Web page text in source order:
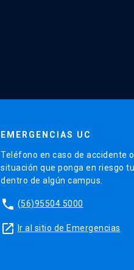
EMERGENCIAS UC
Teléfono en caso de accidente o
situación que ponga en riesgo
dentro de algún campus.
phone (56)95504 5000
launch Ir al sitio de Emergencias